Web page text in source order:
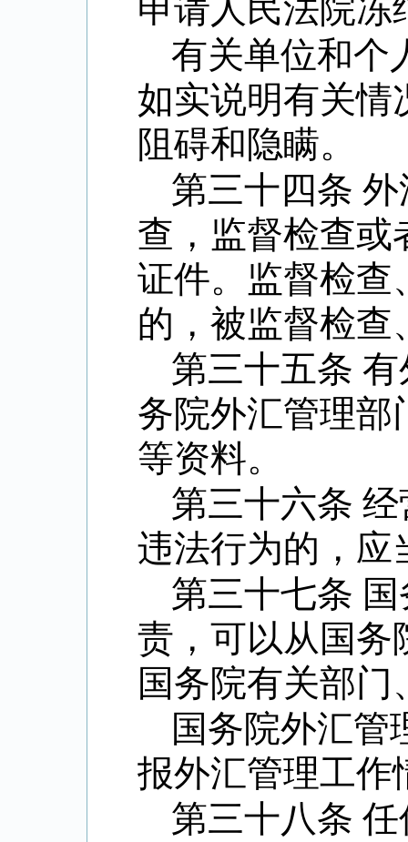
申请人民法院冻
有关单位和个
如实说明有关情
阻碍和隐瞒。
第三十四条
查，监督检查或
证件。监督检查
的，被监督检查
第三十五条
务院外汇管理部
等资料。
第三十六条
违法行为的，应
第三十七条
责，可以从国务
国务院有关部
国务院外汇管
报外汇管理工作
第三十八条